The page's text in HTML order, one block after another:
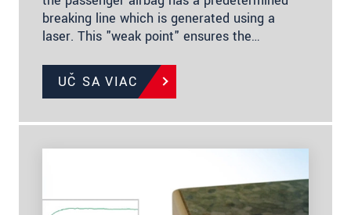
breaking line which is generated using a
laser. This "weak point" ensures the…
UČ SA VIAC